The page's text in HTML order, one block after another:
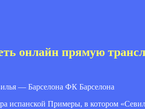
онлайн прямую
ФК Барселона
испанской Примеры, в котором